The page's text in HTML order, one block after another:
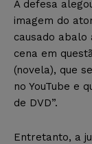
A defesa
imagem do
causado abalo
cena em
(novela), que
no YouTube e
de DVD”.
Entretanto, a